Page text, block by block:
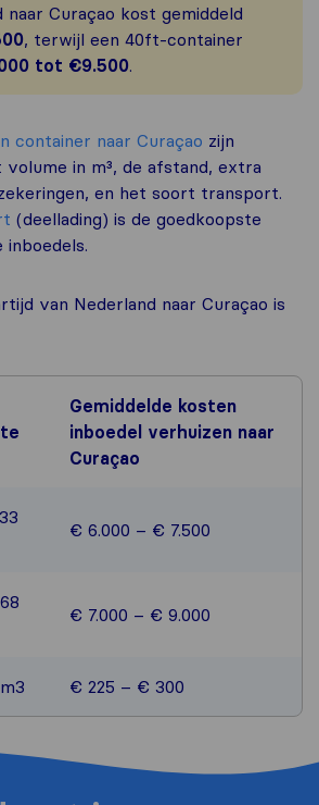
naar Curaçao kost gemiddeld
, terwijl een 40ft-container
tot €9.500.
container naar Curaçao zijn
in m³, de afstand, extra
en het soort transport.
(deellading) is de goedkoopste
van Nederland naar Curaçao is
Gemiddelde kosten
inboedel verhuizen naar
Curaçao
€ 6.000 – € 7.500
€ 7.000 – € 9.000
€ 225 – € 300